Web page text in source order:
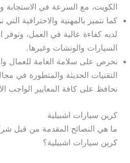
الكويت، مع السرعة في الاستجابة
كما نتميز بالمهنية والاحترافية التي
لديه كفاءة عالية في العمل، ونوفر
السيارات والونشات وغيرها.
نحرص على سلامة العامة للعمال
التقنيات الحديثة والمتطورة في
نحافظ على كافة المعايير الواجب
كرين سيارات اشبيلية
ما هي النصائح المقدمة من قبل
كرين سيارات اشبيلية؟